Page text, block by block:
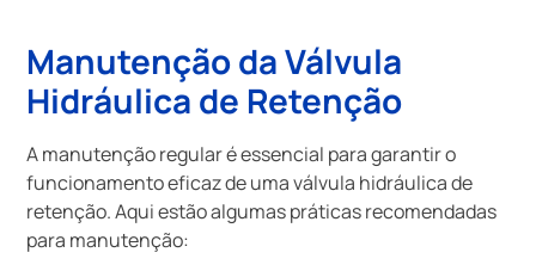
Manutenção da Válvula
Hidráulica de Retenção
A manutenção regular é essencial para garantir o
funcionamento eficaz de uma válvula hidráulica de
retenção. Aqui estão algumas práticas recomendadas
para manutenção: